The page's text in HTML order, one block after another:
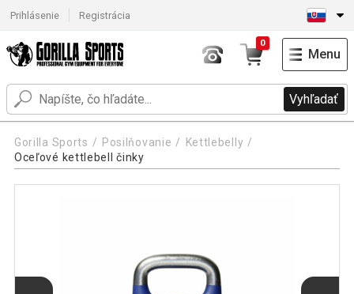
Prihlásenie Registrácia
Vyhľadať
0
Menu
Gorilla Sports Posilňovanie
Kettlebelly
Oceľové kettlebell činky